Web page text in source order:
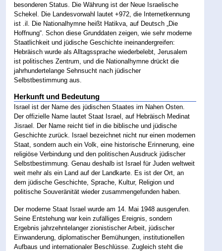
besonderen Status. Die Währung ist der Neue Israelische
Schekel. Die Landesvorwahl lautet +972, die Internetkennung
ist .il. Die Nationalhymne heißt Hatikva, auf Deutsch „Die
Hoffnung“. Schon diese Grunddaten zeigen, wie sehr moderne
Staatlichkeit und jüdische Geschichte ineinandergreifen:
Hebräisch wurde als Alltagssprache wiederbelebt, Jerusalem
ist politisches Zentrum, und die Nationalhymne drückt die
jahrhundertelange Sehnsucht nach jüdischer
Selbstbestimmung aus.
Herkunft und Bedeutung
Israel ist der Name des jüdischen Staates im Nahen Osten.
Der offizielle Name lautet Staat Israel, auf Hebräisch Medinat
Jisrael. Der Name reicht tief in die biblische und jüdische
Geschichte zurück. Israel bezeichnet nicht nur einen modernen
Staat, sondern auch ein Volk, eine historische Erinnerung, eine
religiöse Verbindung und den politischen Ausdruck jüdischer
Selbstbestimmung. Genau deshalb ist Israel für Juden weltweit
weit mehr als ein Land auf der Landkarte. Es ist der Ort, an
dem jüdische Geschichte, Sprache, Kultur, Religion und
politische Souveränität wieder zusammengefunden haben.
Der moderne Staat Israel wurde am 14. Mai 1948 ausgerufen.
Seine Entstehung war kein zufälliges Ereignis, sondern
Ergebnis jahrzehntelanger zionistischer Arbeit, jüdischer
Einwanderung, diplomatischer Bemühungen, institutionellen
Aufbaus und internationaler Beschlüsse. Zugleich steht die